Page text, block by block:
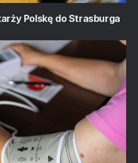
Polskę do Strasburga